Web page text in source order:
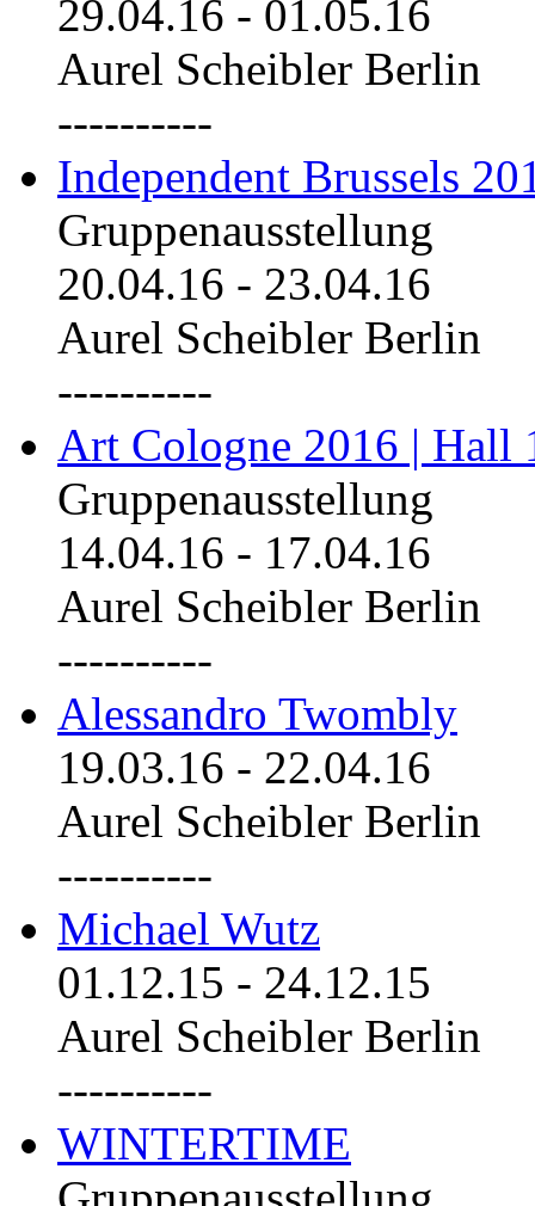
29.04.16 - 01.05.16
Aurel Scheibler Berlin
----------
Independent Brussels
Gruppenausstellung
20.04.16 - 23.04.16
Aurel Scheibler Berlin
----------
Art Cologne 2016 | Hall
Gruppenausstellung
14.04.16 - 17.04.16
Aurel Scheibler Berlin
----------
Alessandro Twombly
19.03.16 - 22.04.16
Aurel Scheibler Berlin
----------
Michael Wutz
01.12.15 - 24.12.15
Aurel Scheibler Berlin
----------
WINTERTIME